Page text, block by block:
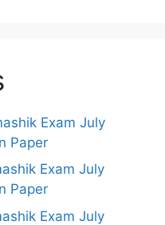
Exam July
Paper
Exam July
Paper
Exam July